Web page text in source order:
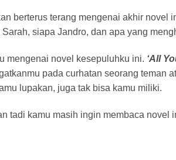
berterus terang mengenai akhir novel
siapa Jandro, dan apa yang
mengenai novel kesepuluhku ini. ‘All
pada curhatan seorang teman
lupakan, juga tak bisa kamu miliki.
tadi kamu masih ingin membaca